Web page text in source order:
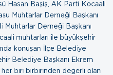
Hasan Başiş, AK Parti Kocaali
Muhtarlar Derneği Başkanı
Muhtarlar Derneği Başkanı
muhtarları ile büyükşehir
konuşan İlçe Belediye
Belediye Başkanı Ekrem
her biri birbirinden değerli olan